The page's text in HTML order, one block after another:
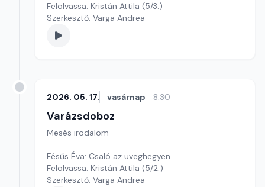
Felolvassa: Kristán Attila (5/3.)
Szerkesztő: Varga Andrea
2026. 05. 17. vasárnap 8:30
Varázsdoboz
Mesés irodalom
Fésűs Éva: Csaló az üveghegyen
Felolvassa: Kristán Attila (5/2.)
Szerkesztő: Varga Andrea